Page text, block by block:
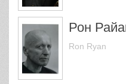
Рон
Ron Ryan